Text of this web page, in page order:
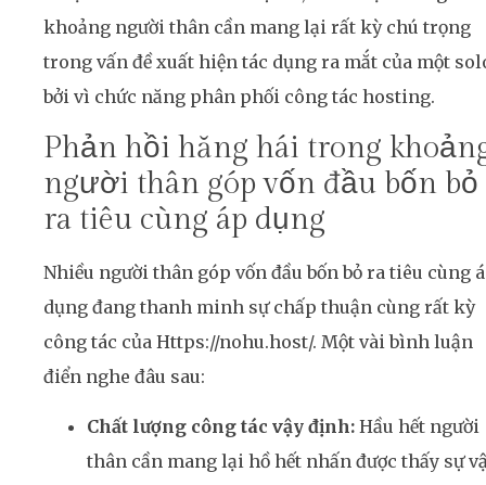
khoảng người thân cần mang lại rất kỳ chú trọng
trong vấn đề xuất hiện tác dụng ra mắt của một
bởi vì chức năng phân phối công tác hosting.
Phản hồi hăng hái trong
người thân góp vốn đầu bốn bỏ
ra tiêu cùng áp dụng
Nhiều người thân góp vốn đầu bốn bỏ ra tiêu cùng
dụng đang thanh minh sự chấp thuận cùng rất kỳ
công tác của Https://nohu.host/. Một vài bình luận
điển nghe đâu sau:
Chất lượng công tác vậy định: Hầu hết người
thân cần mang lại hồ hết nhấn được thấy sự